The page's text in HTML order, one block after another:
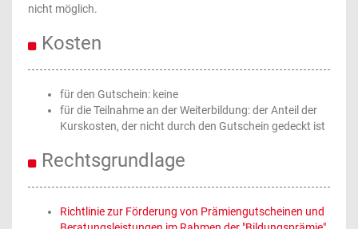
nicht möglich.
Kosten
für den Gutschein: keine
für die Teilnahme an der Weiterbildung: der Anteil der
Kurskosten, der nicht durch den Gutschein gedeckt ist
Rechtsgrundlage
Richtlinie zur Förderung von Prämiengutscheinen und